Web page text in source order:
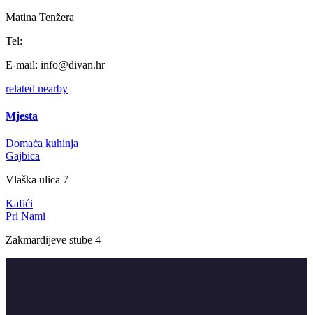
Matina Tenžera
Tel:
E-mail: info@divan.hr
related nearby
Mjesta
Domaća kuhinja
Gajbica
Vlaška ulica 7
Kafići
Pri Nami
Zakmardijeve stube 4